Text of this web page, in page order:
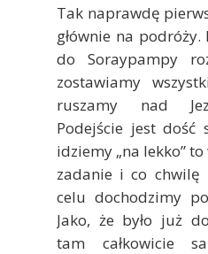
Tak naprawdę
głównie na
do Soraypampy
zostawiamy
ruszamy nad
Podejście jest
idziemy „na lekko”
zadanie i co chwilę
celu dochodzimy
Jako, że było już
tam całkowicie